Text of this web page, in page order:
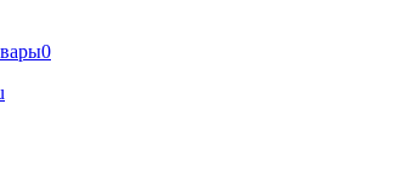
0